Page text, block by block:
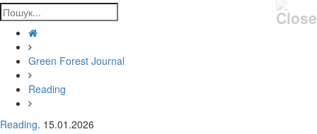
Green Forest Journal
Reading
Reading. 15.01.2026